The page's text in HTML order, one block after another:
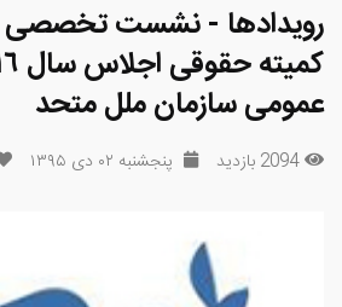
رویدادها - نشست تخصصی
عمومی سازمان ملل متحد
2094 بازدید پنجشنبه ۰۲ دی ۱۳۹۵